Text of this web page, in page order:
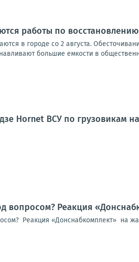
работы по
в городе со 2 августа.
большие емкости в
Hornet ВСУ по грузовикам
вопросом? Реакция
Реакция «Донснабкомплект» на